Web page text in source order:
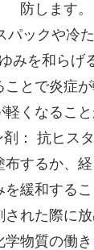
防します。
パックや冷
みを和らげ
ことで炎症
くなること
： 抗ヒス
布するか、
を緩和するこ
された際に
学物質の働